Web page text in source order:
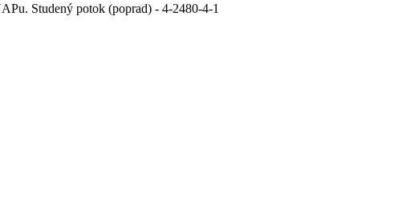
Studený potok (poprad) - 4-2480-4-1